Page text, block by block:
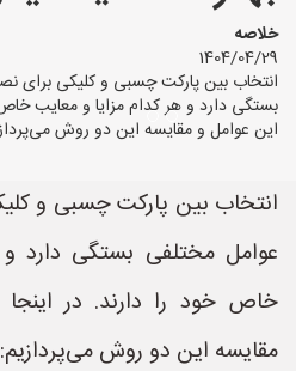
خلاصه
1404/04/29
انتخاب بین پارکت چسبی و کلیکی برای
بستگی دارد و هر کدام مزایا و معایب
این عوامل و مقایسه این دو روش
انتخاب بین پارکت چسبی و
عوامل مختلفی بستگی دارد
خاص خود را دارند. در
مقایسه این دو روش می‌پردازیم: